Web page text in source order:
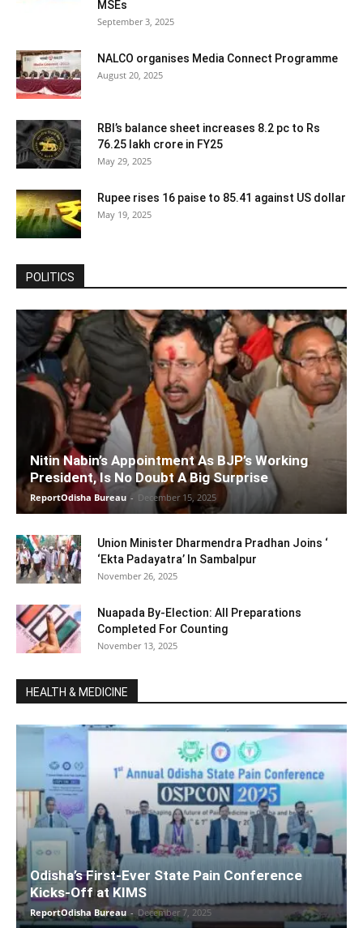
MSEs
September 3, 2025
NALCO organises Media Connect Programme
August 20, 2025
RBI’s balance sheet increases 8.2 pc to Rs
76.25 lakh crore in FY25
May 29, 2025
Rupee rises 16 paise to 85.41 against US dollar
May 19, 2025
POLITICS
Nitin Nabin’s Appointment As BJP’s Working
President, Is No Doubt A Big Surprise
ReportOdisha Bureau - December 15, 2025
Union Minister Dharmendra Pradhan Joins ‘
‘Ekta Padayatra’ In Sambalpur
November 26, 2025
Nuapada By-Election: All Preparations
Completed For Counting
November 13, 2025
HEALTH & MEDICINE
Odisha’s First-Ever State Pain Conference
Kicks-Off at KIMS
ReportOdisha Bureau - December 7, 2025